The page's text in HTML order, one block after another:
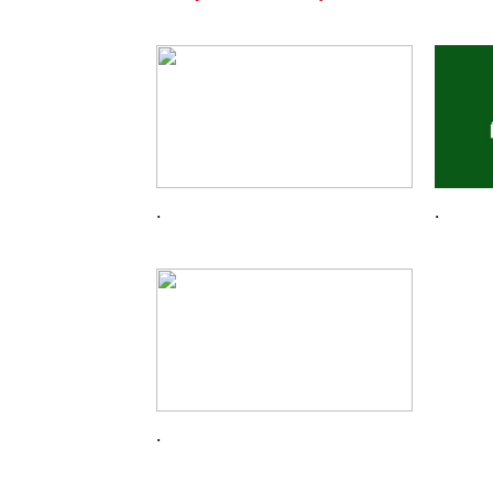
. .
.